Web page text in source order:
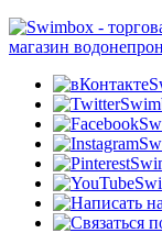
магазин